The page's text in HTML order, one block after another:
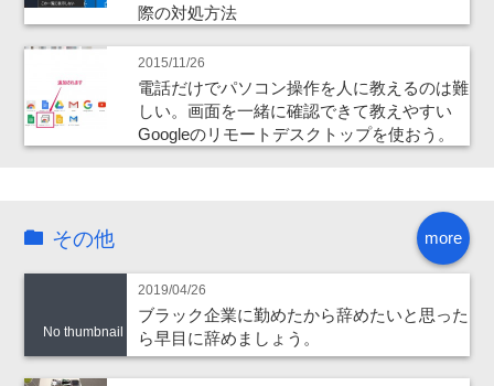
際の対処方法
2015/11/26
電話だけでパソコン操作を人に教えるのは難
しい。画面を一緒に確認できて教えやすい
Googleのリモートデスクトップを使おう。
more
その他
No thumbnail
2019/04/26
ブラック企業に勤めたから辞めたいと思った
ら早目に辞めましょう。